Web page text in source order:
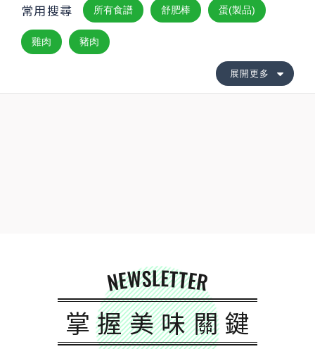
常用搜尋 所有食譜 舒肥棒 蛋(製品)
雞肉 豬肉
展開更多
NEWSLETTER
掌握美味關鍵